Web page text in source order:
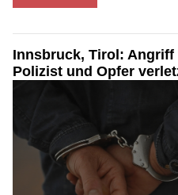
Innsbruck, Tirol:
Polizist und Opfer